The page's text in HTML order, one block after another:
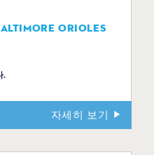
ORIOLES
.
자세히 보기